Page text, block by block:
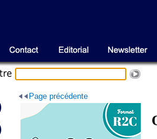
Page précédente